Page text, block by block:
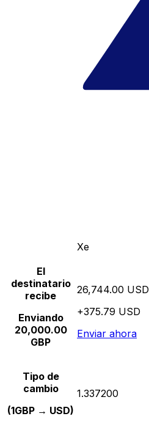
Xe
El
destinatario
recibe
Enviando
20,000.00
GBP
26,744.00 USD
+375.79 USD
Enviar ahora
Tipo de
cambio
(1GBP → USD)
1.337200